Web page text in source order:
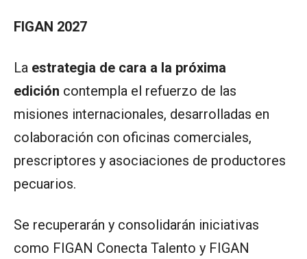
FIGAN 2027
La estrategia de cara a la próxima
edición contempla el refuerzo de las
misiones internacionales, desarrolladas en
colaboración con oficinas comerciales,
prescriptores y asociaciones de productores
pecuarios.
Se recuperarán y consolidarán iniciativas
como FIGAN Conecta Talento y FIGAN